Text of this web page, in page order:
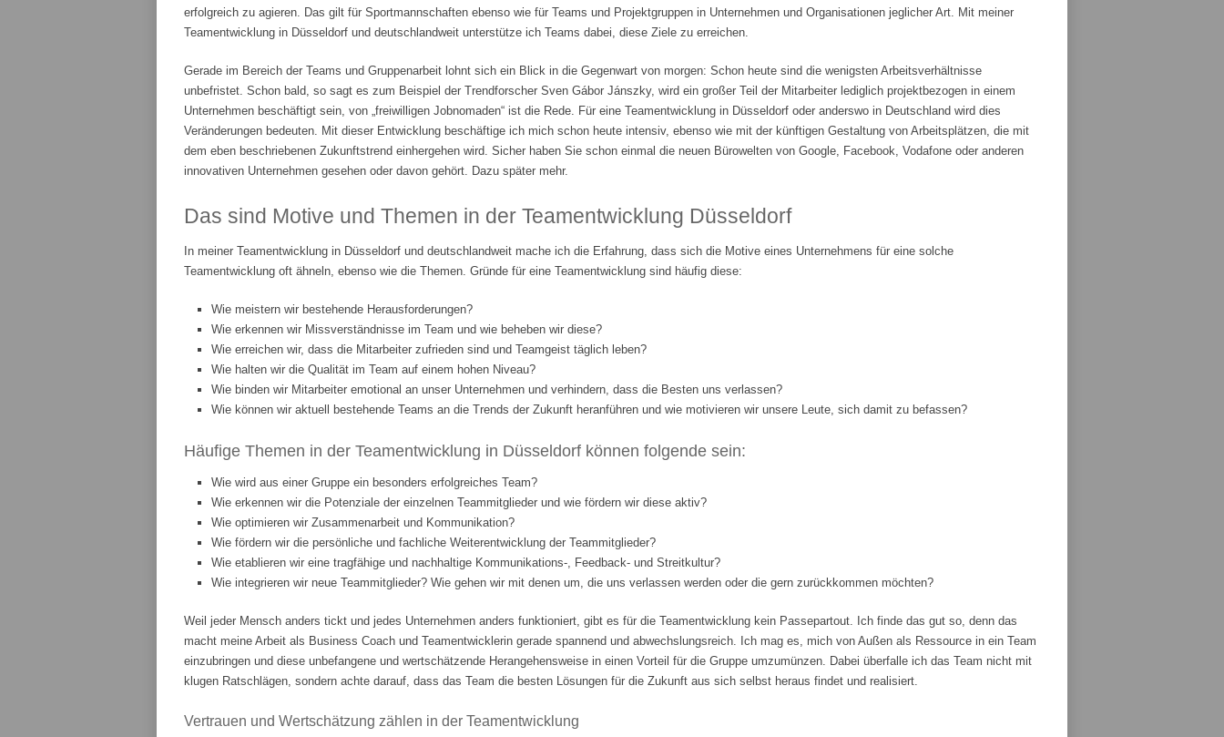
erfolgreich zu agieren. Das gilt für Sportmannschaften ebenso wie für Teams und Projektgruppen in Unternehmen und Organisationen jeglicher Art. Mit meiner
Teamentwicklung in Düsseldorf und deutschlandweit unterstütze ich Teams dabei, diese Ziele zu erreichen.
Gerade im Bereich der Teams und Gruppenarbeit lohnt sich ein Blick in die Gegenwart von morgen: Schon heute sind die wenigsten Arbeitsverhältnisse
unbefristet. Schon bald, so sagt es zum Beispiel der Trendforscher Sven Gábor Jánszky, wird ein großer Teil der Mitarbeiter lediglich projektbezogen in einem
Unternehmen beschäftigt sein, von „freiwilligen Jobnomaden“ ist die Rede. Für eine Teamentwicklung in Düsseldorf oder anderswo in Deutschland wird dies
Veränderungen bedeuten. Mit dieser Entwicklung beschäftige ich mich schon heute intensiv, ebenso wie mit der künftigen Gestaltung von Arbeitsplätzen, die mit
dem eben beschriebenen Zukunftstrend einhergehen wird. Sicher haben Sie schon einmal die neuen Bürowelten von Google, Facebook, Vodafone oder anderen
innovativen Unternehmen gesehen oder davon gehört. Dazu später mehr.
Das sind Motive und Themen in der Teamentwicklung Düsseldorf
In meiner Teamentwicklung in Düsseldorf und deutschlandweit mache ich die Erfahrung, dass sich die Motive eines Unternehmens für eine solche
Teamentwicklung oft ähneln, ebenso wie die Themen. Gründe für eine Teamentwicklung sind häufig diese:
Wie meistern wir bestehende Herausforderungen?
Wie erkennen wir Missverständnisse im Team und wie beheben wir diese?
Wie erreichen wir, dass die Mitarbeiter zufrieden sind und Teamgeist täglich leben?
Wie halten wir die Qualität im Team auf einem hohen Niveau?
Wie binden wir Mitarbeiter emotional an unser Unternehmen und verhindern, dass die Besten uns verlassen?
Wie können wir aktuell bestehende Teams an die Trends der Zukunft heranführen und wie motivieren wir unsere Leute, sich damit zu befassen?
Häufige Themen in der Teamentwicklung in Düsseldorf können folgende sein:
Wie wird aus einer Gruppe ein besonders erfolgreiches Team?
Wie erkennen wir die Potenziale der einzelnen Teammitglieder und wie fördern wir diese aktiv?
Wie optimieren wir Zusammenarbeit und Kommunikation?
Wie fördern wir die persönliche und fachliche Weiterentwicklung der Teammitglieder?
Wie etablieren wir eine tragfähige und nachhaltige Kommunikations-, Feedback- und Streitkultur?
Wie integrieren wir neue Teammitglieder? Wie gehen wir mit denen um, die uns verlassen werden oder die gern zurückkommen möchten?
Weil jeder Mensch anders tickt und jedes Unternehmen anders funktioniert, gibt es für die Teamentwicklung kein Passepartout. Ich finde das gut so, denn das
macht meine Arbeit als Business Coach und Teamentwicklerin gerade spannend und abwechslungsreich. Ich mag es, mich von Außen als Ressource in ein Team
einzubringen und diese unbefangene und wertschätzende Herangehensweise in einen Vorteil für die Gruppe umzumünzen. Dabei überfalle ich das Team nicht mit
klugen Ratschlägen, sondern achte darauf, dass das Team die besten Lösungen für die Zukunft aus sich selbst heraus findet und realisiert.
Vertrauen und Wertschätzung zählen in der Teamentwicklung